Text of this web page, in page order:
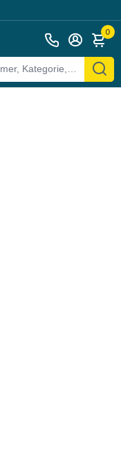
0